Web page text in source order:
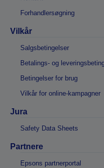
Forhandlersøgning
Vilkår
Salgsbetingelser
Betalings- og
Betingelser for brug
Vilkår for online-kampagner
Jura
Safety Data Sheets
Partnere
Epsons partnerportal